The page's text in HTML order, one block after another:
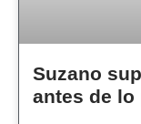
Suzano
antes de lo